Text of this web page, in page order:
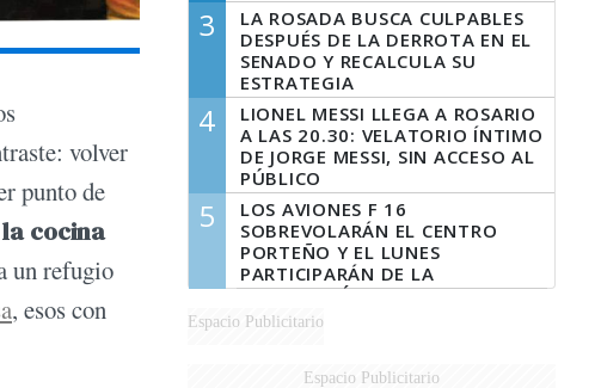
volver
punto de
cocina
un refugio
, esos con
3
LA ROSADA BUSCA CULPABLES
DESPUÉS DE LA DERROTA EN EL
SENADO Y RECALCULA SU
ESTRATEGIA
4
LIONEL MESSI LLEGA A ROSARIO
A LAS 20.30: VELATORIO ÍNTIMO
DE JORGE MESSI, SIN ACCESO AL
PÚBLICO
5
LOS AVIONES F 16
SOBREVOLARÁN EL CENTRO
PORTEÑO Y EL LUNES
PARTICIPARÁN DE LA
CELEBRACIÓN DE LA FUERZA
AÉREA
Espacio Publicitario
Espacio Publicitario